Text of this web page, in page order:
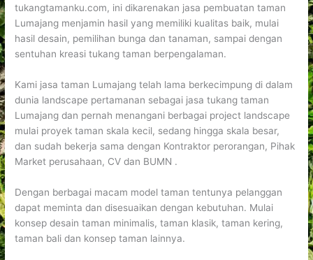
tukangtamanku.com, ini dikarenakan jasa pembuatan taman
Lumajang menjamin hasil yang memiliki kualitas baik, mulai
hasil desain, pemilihan bunga dan tanaman, sampai dengan
sentuhan kreasi tukang taman berpengalaman.
Kami jasa taman Lumajang telah lama berkecimpung di dalam
dunia landscape pertamanan sebagai jasa tukang taman
Lumajang dan pernah menangani berbagai project landscape
mulai proyek taman skala kecil, sedang hingga skala besar,
dan sudah bekerja sama dengan Kontraktor perorangan, Pihak
Market perusahaan, CV dan BUMN .
Dengan berbagai macam model taman tentunya pelanggan
dapat meminta dan disesuaikan dengan kebutuhan. Mulai
konsep desain taman minimalis, taman klasik, taman kering,
taman bali dan konsep taman lainnya.